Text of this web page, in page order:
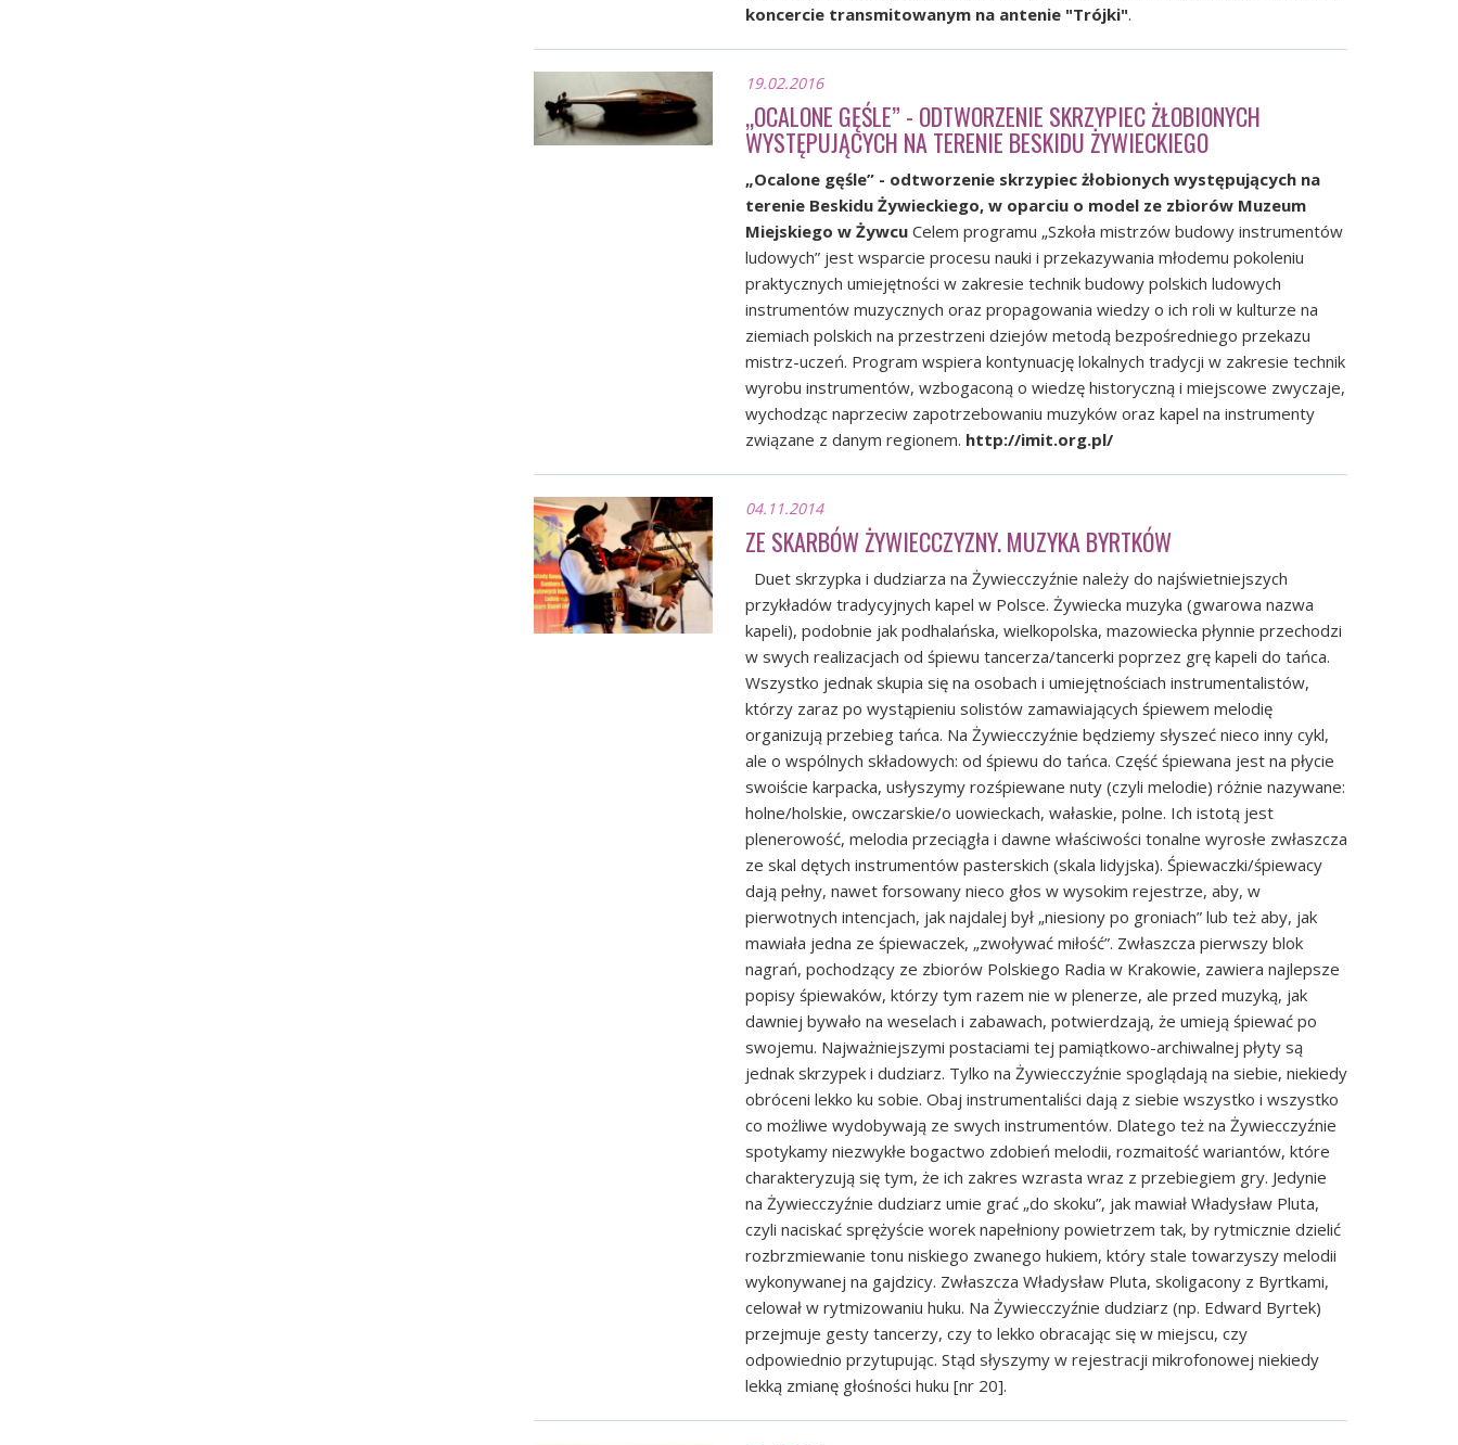
koncercie transmitowanym na antenie "Trójki".
19.02.2016
„OCALONE GĘŚLE” - ODTWORZENIE SKRZYPIEC ŻŁOBIONYCH
WYSTĘPUJĄCYCH NA TERENIE BESKIDU ŻYWIECKIEGO
„Ocalone gęśle” - odtworzenie skrzypiec żłobionych występujących na
terenie Beskidu Żywieckiego, w oparciu o model ze zbiorów Muzeum
Miejskiego w Żywcu Celem programu „Szkoła mistrzów budowy instrumentów
ludowych” jest wsparcie procesu nauki i przekazywania młodemu pokoleniu
praktycznych umiejętności w zakresie technik budowy polskich ludowych
instrumentów muzycznych oraz propagowania wiedzy o ich roli w kulturze na
ziemiach polskich na przestrzeni dziejów metodą bezpośredniego przekazu
mistrz-uczeń. Program wspiera kontynuację lokalnych tradycji w zakresie technik
wyrobu instrumentów, wzbogaconą o wiedzę historyczną i miejscowe zwyczaje,
wychodząc naprzeciw zapotrzebowaniu muzyków oraz kapel na instrumenty
związane z danym regionem. http://imit.org.pl/
04.11.2014
ZE SKARBÓW ŻYWIECCZYZNY. MUZYKA BYRTKÓW
Duet skrzypka i dudziarza na Żywiecczyźnie należy do najświetniejszych
przykładów tradycyjnych kapel w Polsce. Żywiecka muzyka (gwarowa nazwa
kapeli), podobnie jak podhalańska, wielkopolska, mazowiecka płynnie przechodzi
w swych realizacjach od śpiewu tancerza/tancerki poprzez grę kapeli do tańca.
Wszystko jednak skupia się na osobach i umiejętnościach instrumentalistów,
którzy zaraz po wystąpieniu solistów zamawiających śpiewem melodię
organizują przebieg tańca. Na Żywiecczyźnie będziemy słyszeć nieco inny cykl,
ale o wspólnych składowych: od śpiewu do tańca. Część śpiewana jest na płycie
swoiście karpacka, usłyszymy rozśpiewane nuty (czyli melodie) różnie nazywane:
holne/holskie, owczarskie/o uowieckach, wałaskie, polne. Ich istotą jest
plenerowość, melodia przeciągła i dawne właściwości tonalne wyrosłe zwłaszcza
ze skal dętych instrumentów pasterskich (skala lidyjska). Śpiewaczki/śpiewacy
dają pełny, nawet forsowany nieco głos w wysokim rejestrze, aby, w
pierwotnych intencjach, jak najdalej był „niesiony po groniach” lub też aby, jak
mawiała jedna ze śpiewaczek, „zwoływać miłość”. Zwłaszcza pierwszy blok
nagrań, pochodzący ze zbiorów Polskiego Radia w Krakowie, zawiera najlepsze
popisy śpiewaków, którzy tym razem nie w plenerze, ale przed muzyką, jak
dawniej bywało na weselach i zabawach, potwierdzają, że umieją śpiewać po
swojemu. Najważniejszymi postaciami tej pamiątkowo-archiwalnej płyty są
jednak skrzypek i dudziarz. Tylko na Żywiecczyźnie spoglądają na siebie, niekiedy
obróceni lekko ku sobie. Obaj instrumentaliści dają z siebie wszystko i wszystko
co możliwe wydobywają ze swych instrumentów. Dlatego też na Żywiecczyźnie
spotykamy niezwykłe bogactwo zdobień melodii, rozmaitość wariantów, które
charakteryzują się tym, że ich zakres wzrasta wraz z przebiegiem gry. Jedynie
na Żywiecczyźnie dudziarz umie grać „do skoku”, jak mawiał Władysław Pluta,
czyli naciskać sprężyście worek napełniony powietrzem tak, by rytmicznie dzielić
rozbrzmiewanie tonu niskiego zwanego hukiem, który stale towarzyszy melodii
wykonywanej na gajdzicy. Zwłaszcza Władysław Pluta, skoligacony z Byrtkami,
celował w rytmizowaniu huku. Na Żywiecczyźnie dudziarz (np. Edward Byrtek)
przejmuje gesty tancerzy, czy to lekko obracając się w miejscu, czy
odpowiednio przytupując. Stąd słyszymy w rejestracji mikrofonowej niekiedy
lekką zmianę głośności huku [nr 20].